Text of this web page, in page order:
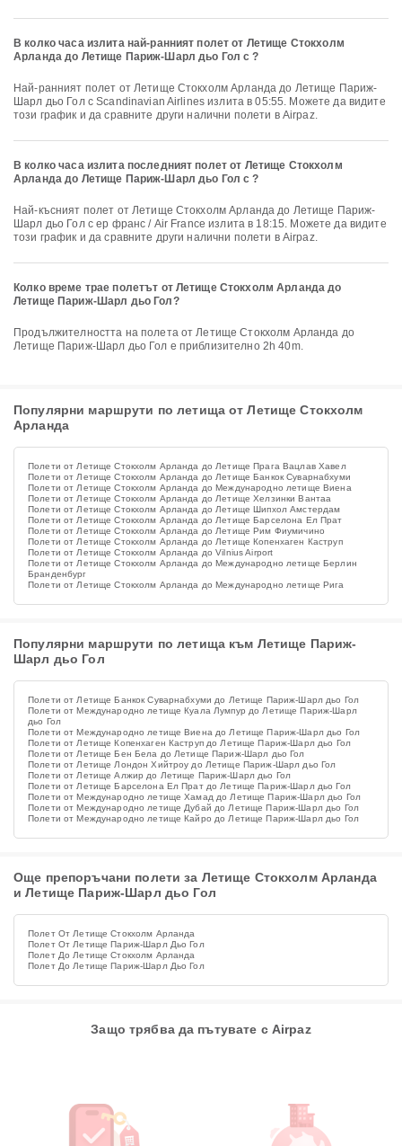
В колко часа излита най-ранният полет от Летище Стокхолм
Арланда до Летище Париж-Шарл дьо Гол с ?
Най-ранният полет от Летище Стокхолм Арланда до Летище Париж-
Шарл дьо Гол с Scandinavian Airlines излита в 05:55. Можете да видите
този график и да сравните други налични полети в Airpaz.
В колко часа излита последният полет от Летище Стокхолм
Арланда до Летище Париж-Шарл дьо Гол с ?
Най-късният полет от Летище Стокхолм Арланда до Летище Париж-
Шарл дьо Гол с ер франс / Air France излита в 18:15. Можете да видите
този график и да сравните други налични полети в Airpaz.
Колко време трае полетът от Летище Стокхолм Арланда до
Летище Париж-Шарл дьо Гол?
Продължителността на полета от Летище Стокхолм Арланда до
Летище Париж-Шарл дьо Гол е приблизително 2h 40m.
Популярни маршрути по летища от Летище Стокхолм
Арланда
Полети от Летище Стокхолм Арланда до Летище Прага Вацлав Хавел
Полети от Летище Стокхолм Арланда до Летище Банкок Суварнабхуми
Полети от Летище Стокхолм Арланда до Международно летище Виена
Полети от Летище Стокхолм Арланда до Летище Хелзинки Вантаа
Полети от Летище Стокхолм Арланда до Летище Шипхол Амстердам
Полети от Летище Стокхолм Арланда до Летище Барселона Ел Прат
Полети от Летище Стокхолм Арланда до Летище Рим Фиумичино
Полети от Летище Стокхолм Арланда до Летище Копенхаген Каструп
Полети от Летище Стокхолм Арланда до Vilnius Airport
Полети от Летище Стокхолм Арланда до Международно летище Берлин
Бранденбург
Полети от Летище Стокхолм Арланда до Международно летище Рига
Популярни маршрути по летища към Летище Париж-
Шарл дьо Гол
Полети от Летище Банкок Суварнабхуми до Летище Париж-Шарл дьо Гол
Полети от Международно летище Куала Лумпур до Летище Париж-Шарл
дьо Гол
Полети от Международно летище Виена до Летище Париж-Шарл дьо Гол
Полети от Летище Копенхаген Каструп до Летище Париж-Шарл дьо Гол
Полети от Летище Бен Бела до Летище Париж-Шарл дьо Гол
Полети от Летище Лондон Хийтроу до Летище Париж-Шарл дьо Гол
Полети от Летище Алжир до Летище Париж-Шарл дьо Гол
Полети от Летище Барселона Ел Прат до Летище Париж-Шарл дьо Гол
Полети от Международно летище Хамад до Летище Париж-Шарл дьо Гол
Полети от Международно летище Дубай до Летище Париж-Шарл дьо Гол
Полети от Международно летище Кайро до Летище Париж-Шарл дьо Гол
Още препоръчани полети за Летище Стокхолм Арланда
и Летище Париж-Шарл дьо Гол
Полет От Летище Стокхолм Арланда
Полет От Летище Париж-Шарл Дьо Гол
Полет До Летище Стокхолм Арланда
Полет До Летище Париж-Шарл Дьо Гол
Защо трябва да пътувате с Airpaz